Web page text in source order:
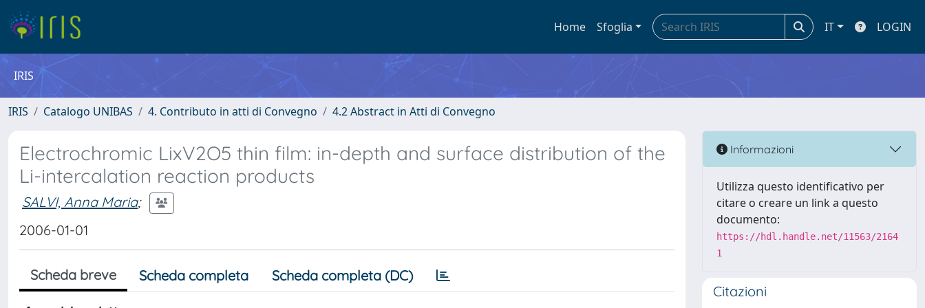
Home Sfoglia IT LOGIN
IRIS
IRIS Catalogo UNIBAS 4. Contributo in atti di Convegno 4.2 Abstract in Atti di Convegno
Electrochromic LixV2O5 thin film: in-depth and surface distribution of the
Li-intercalation reaction products
SALVI, Anna Maria;
2006-01-01
Scheda breve Scheda completa Scheda completa (DC)
Informazioni
Utilizza questo identificativo per
citare o creare un link a questo
documento:
https://hdl.handle.net/11563/2164
1
Citazioni